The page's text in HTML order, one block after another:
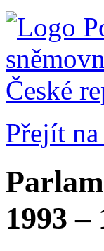
Přejít
1993 –